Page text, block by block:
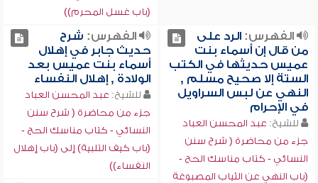
(باب غسل المحرم))
الفهرس:الرد على
من قال إن أسماء بنت
عميس حديثها في الكتب
الستة إلا صحيح مسلم ,
النهي عن لبس السراويل
في الإحرام
للشيخ: عبد المحسن العباد
جزء من محاضرة ( شرح سنن
النسائي - كتاب مناسك الحج -
(باب النهي عن الثياب المصبوغة
الفهرس: شرح
حديث جابر في إهلال
أسماء بنت عميس بعد
الولادة , إهلال النفساء
للشيخ: عبد المحسن العباد
جزء من محاضرة ( شرح سنن
النسائي - كتاب مناسك الحج -
(باب كيف التلبية) إلى (باب إهلال
النفساء))